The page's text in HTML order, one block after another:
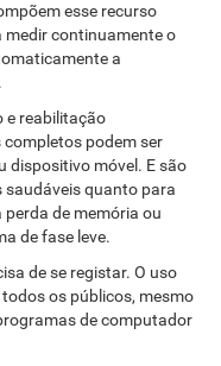
esse recurso
continuamente o
a
e reabilitação
podem ser
dispositivo móvel. E são
​​quanto para
de memória ou
de fase leve.
de se registar. O uso
os públicos, mesmo
de computador